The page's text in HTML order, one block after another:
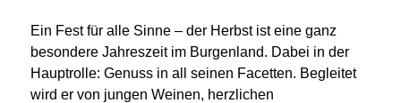
Ein Fest für alle Sinne – der Herbst ist eine ganz
besondere Jahreszeit im Burgenland. Dabei in der
Hauptrolle: Genuss in all seinen Facetten. Begleitet
wird er von jungen Weinen, herzlichen